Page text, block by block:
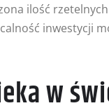
ilość
inwestycji
w